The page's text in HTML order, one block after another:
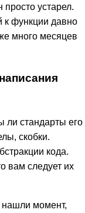
устарел.
к функции давно
много месяцев
ли стандарты его
скобки.
кода.
вам следует их
нашли момент,